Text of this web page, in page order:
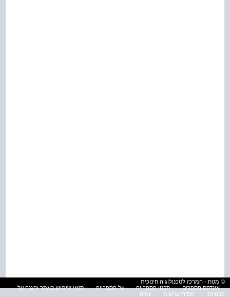
© מטח - המרכז לטכנולוגיה חינוכית
אינדקס הספרים
תקנון הספרייה על הספרייה
תנאי שימוש באתר והגנה על
פרטיות
הסדרי נגישות עזרה